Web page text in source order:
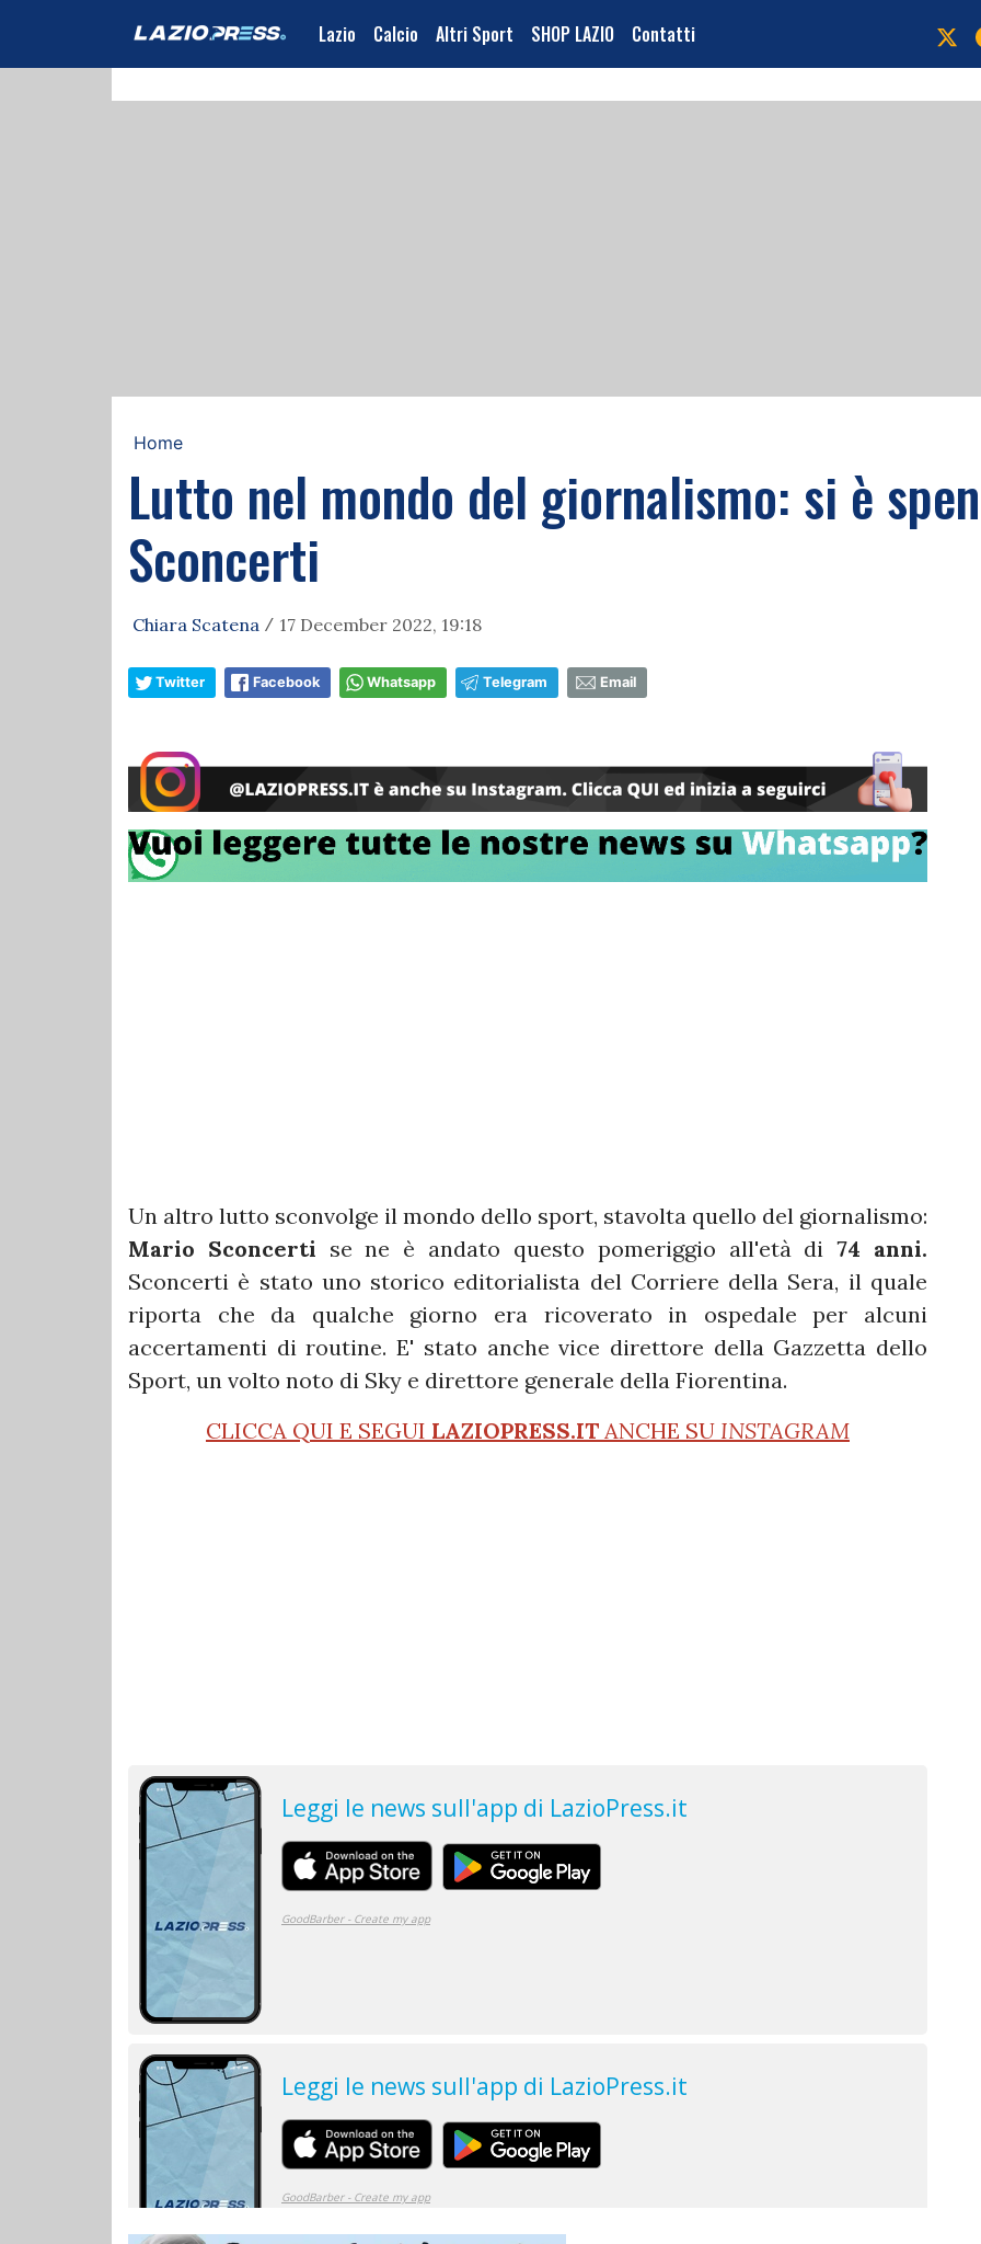
Lazio Calcio Altri Sport SHOP LAZIO Contatti
Home
Lutto nel mondo del giornalismo: si è
Sconcerti
Chiara Scatena / 17 December 2022, 19:18
Twitter Facebook Whatsapp Telegram Email
Un altro lutto sconvolge il mondo dello sport, stavolta quello del giornalismo:
Mario Sconcerti se ne è andato questo pomeriggio all'età di74 anni.
Sconcerti è stato uno storico editorialista del Corriere della Sera, il quale
riporta che da qualche giorno era ricoverato in ospedale per alcuni
accertamenti di routine. E' stato anche vice direttore della Gazzetta dello
Sport, un volto noto di Sky e direttore generale della Fiorentina.
CLICCA QUI E SEGUI LAZIOPRESS.IT ANCHE SU INSTAGRAM